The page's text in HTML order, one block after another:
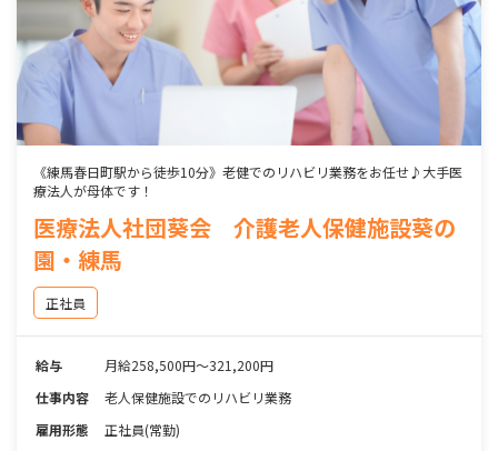
《練馬春日町駅から徒歩10分》老健でのリハビリ業務をお任せ♪大手医
療法人が母体です！
医療法人社団葵会 介護老人保健施設葵の
園・練馬
正社員
給与
月給258,500円～321,200円
仕事内容
老人保健施設でのリハビリ業務
雇用形態
正社員(常勤)